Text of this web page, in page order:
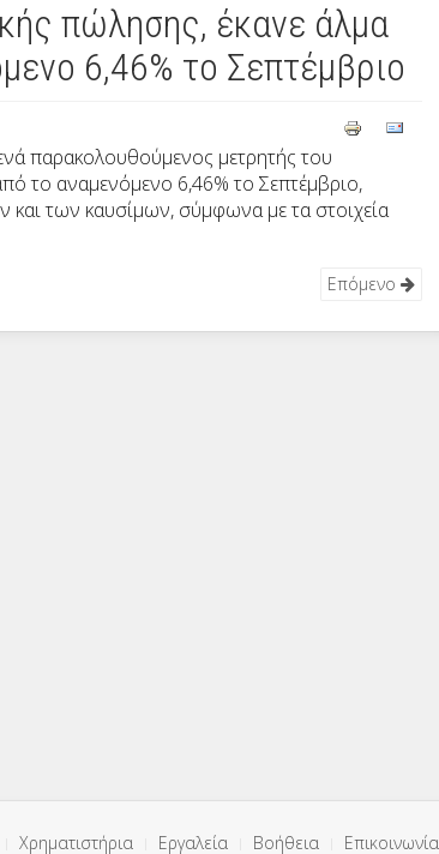
πώλησης, έκανε άλμα
6,46% το Σεπτέμβριο
παρακολουθούμενος μετρητής του
το αναμενόμενο 6,46% το Σεπτέμβριο,
των καυσίμων, σύμφωνα με τα στοιχεία
Επόμενο
Χρηματιστήρια Εργαλεία Βοήθεια Επικοινωνία